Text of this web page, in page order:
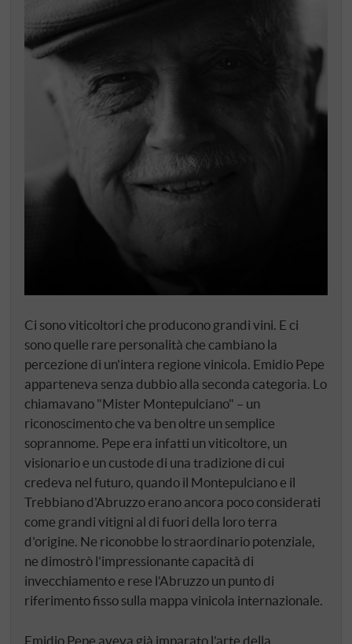
Ci sono viticoltori che producono grandi vini. E ci
sono quelle rare personalità che cambiano la
percezione di un'intera regione vinicola. Emidio Pepe
apparteneva senza dubbio alla seconda categoria. Lo
chiamavano "Mister Montepulciano" – un
riconoscimento che va ben oltre un semplice
soprannome. Pepe era infatti un viticoltore, un
visionario e un custode di una tradizione di cui
credeva nel futuro, quando il Montepulciano e il
Trebbiano d'Abruzzo erano ancora poco considerati
come grandi vitigni al di fuori della loro terra
d'origine. Ne riconobbe lo straordinario potenziale,
ne dimostrò l'impressionante capacità di
invecchiamento e rese l'Abruzzo un punto di
riferimento fisso sulla mappa vinicola internazionale.
Emidio Pepe aveva già imparato l'arte della